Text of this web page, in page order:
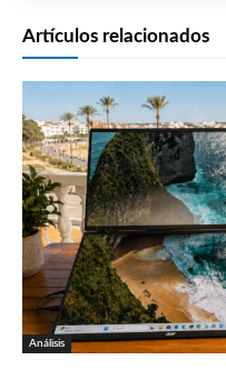
Artículos relacionados
Análisis